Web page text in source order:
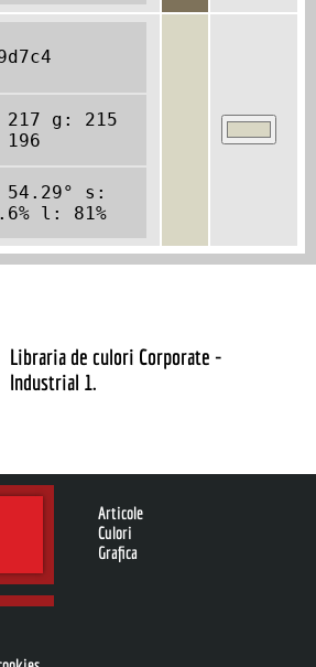
g: 215
s:
l: 81%
Libraria de culori Corporate -
Industrial 1.
Articole
Culori
Grafica